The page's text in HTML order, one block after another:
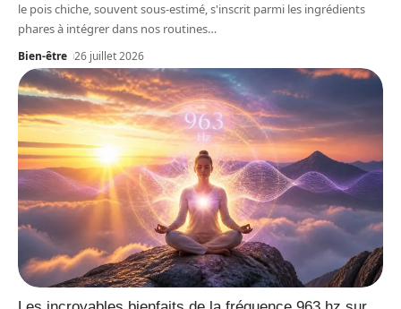
le pois chiche, souvent sous-estimé, s'inscrit parmi les ingrédients
phares à intégrer dans nos routines…
Bien-être 26 juillet 2026